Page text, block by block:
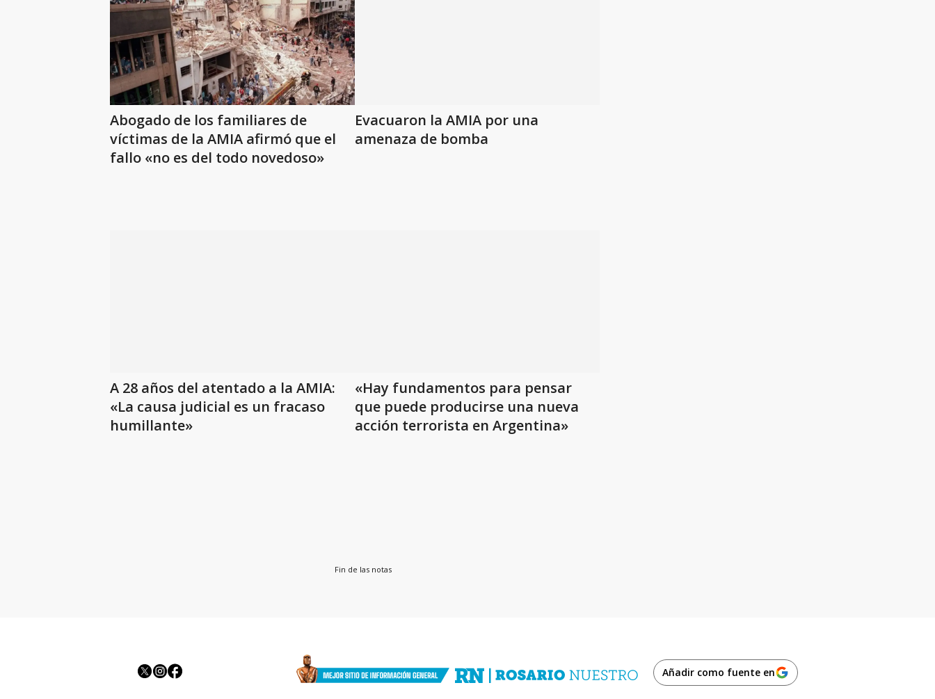
Abogado de los familiares de
víctimas de la AMIA afirmó que el
fallo «no es del todo novedoso»
Evacuaron la AMIA por una
amenaza de bomba
A 28 años del atentado a la AMIA:
«La causa judicial es un fracaso
humillante»
«Hay fundamentos para pensar
que puede producirse una nueva
acción terrorista en Argentina»
Fin de las notas
Añadir como fuente en